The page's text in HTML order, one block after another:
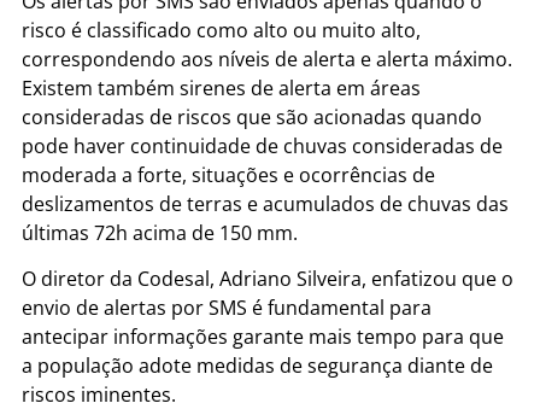
risco é classificado como alto ou muito alto,
correspondendo aos níveis de alerta e alerta máximo.
Existem também sirenes de alerta em áreas
consideradas de riscos que são acionadas quando
pode haver continuidade de chuvas consideradas de
moderada a forte, situações e ocorrências de
deslizamentos de terras e acumulados de chuvas das
últimas 72h acima de 150 mm.
O diretor da Codesal, Adriano Silveira, enfatizou que o
envio de alertas por SMS é fundamental para
antecipar informações garante mais tempo para que
a população adote medidas de segurança diante de
riscos iminentes.